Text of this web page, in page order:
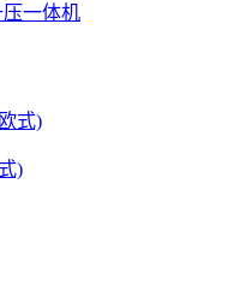
压一体机
)